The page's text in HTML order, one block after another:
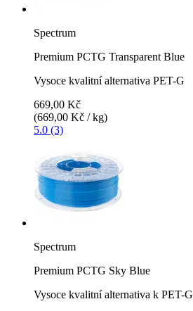
Spectrum
Premium PCTG Transparent Blue
Vysoce kvalitní alternativa PET-G
669,00 Kč
(669,00 Kč / kg)
5.0 (3)
Spectrum
Premium PCTG Sky Blue
Vysoce kvalitní alternativa k PET-G